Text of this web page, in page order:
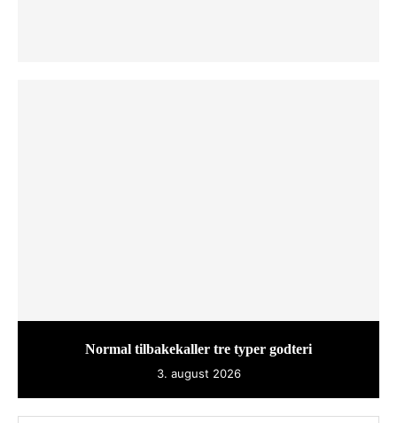
Normal tilbakekaller tre typer godteri
3. august 2026